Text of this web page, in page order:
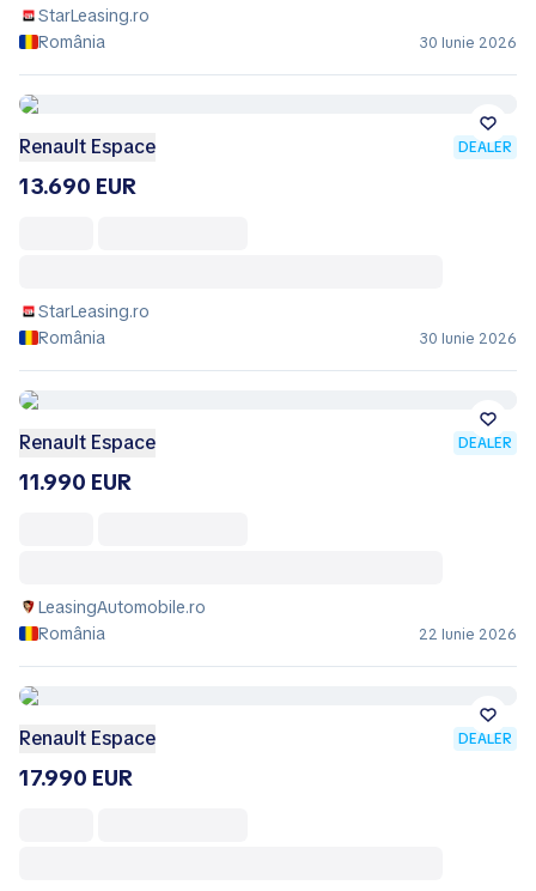
StarLeasing.ro
România
30 Iunie 2026
Renault Espace DEALER
13.690 EUR
StarLeasing.ro
România
30 Iunie 2026
Renault Espace DEALER
11.990 EUR
LeasingAutomobile.ro
România
22 Iunie 2026
Renault Espace DEALER
17.990 EUR